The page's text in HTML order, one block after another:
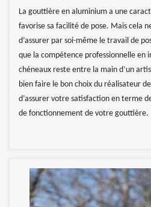
La gouttière en aluminium a une
favorise sa facilité de pose. Mais cela
d’assurer par soi-même le travail de
que la compétence professionnelle en
chéneaux reste entre la main d’un
bien faire le bon choix du réalisateur
d’assurer votre satisfaction en terme
de fonctionnement de votre gouttière.